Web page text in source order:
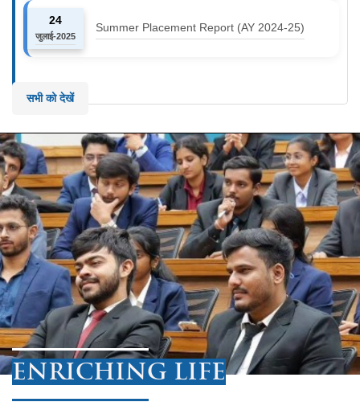
24
जुलाई-2025
Summer Placement Report (AY 2024-25)
सभी को देखें
ENRICHING LIFE